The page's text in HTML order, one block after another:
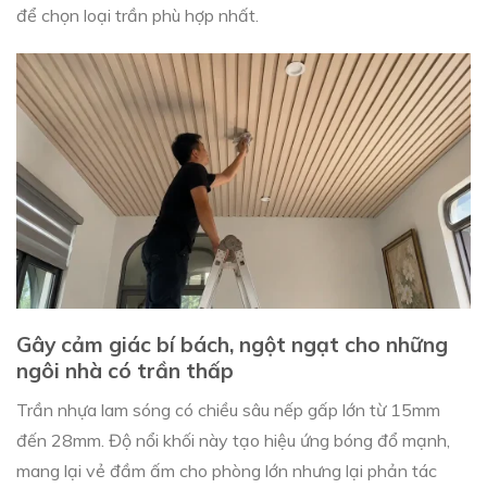
để chọn loại trần phù hợp nhất.
Gây cảm giác bí bách, ngột ngạt cho những
ngôi nhà có trần thấp
Trần nhựa lam sóng có chiều sâu nếp gấp lớn từ 15mm
đến 28mm. Độ nổi khối này tạo hiệu ứng bóng đổ mạnh,
mang lại vẻ đầm ấm cho phòng lớn nhưng lại phản tác